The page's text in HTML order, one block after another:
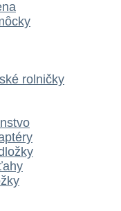
rolničky